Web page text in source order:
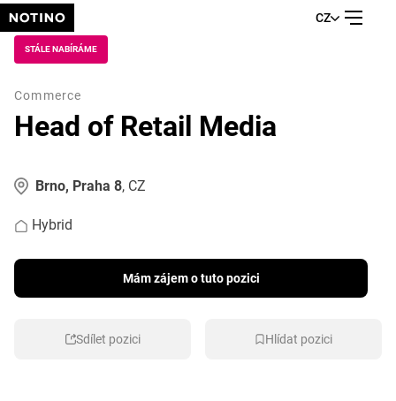
CZ
STÁLE NABÍRÁME
Commerce
Head of Retail Media
Brno, Praha 8, CZ
Hybrid
Mám zájem o tuto pozici
Sdílet pozici Hlídat pozici